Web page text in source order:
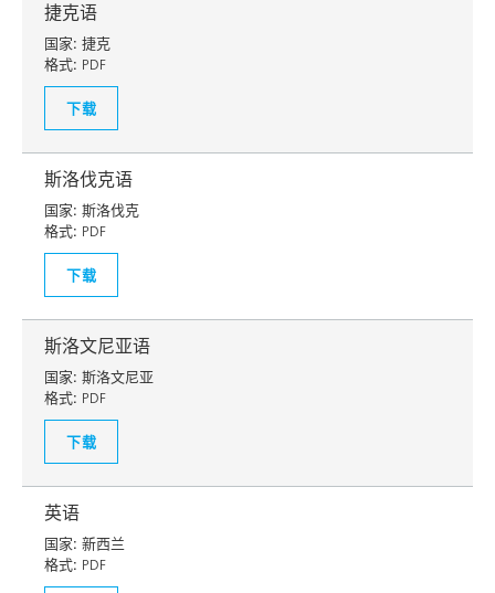
捷克语
国家: 捷克
格式: PDF
下载
斯洛伐克语
国家: 斯洛伐克
格式: PDF
下载
斯洛文尼亚语
国家: 斯洛文尼亚
格式: PDF
下载
英语
国家: 新西兰
格式: PDF